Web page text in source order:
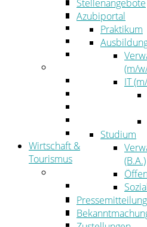
Wahlen
Der Landrat
Zahlen, Daten,
Wirtschaft &
Tourismus
Stellenangebote
Azubiportal
Praktikum
(m/
IT
Studium
(B.A.)